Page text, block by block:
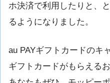
ホ決済で利用したりと、
るようになりました。
au PAYギフトカードのキ
ギフトカードがもらえる